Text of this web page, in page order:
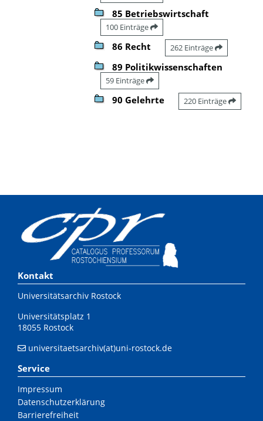
85 Betriebswirtschaft
100 Einträge
86 Recht 262 Einträge
89 Politikwissenschaften
59 Einträge
90 Gelehrte 220 Einträge
Kontakt
Universitätsarchiv Rostock
Universitätsplatz 1
18055 Rostock
universitaetsarchiv(at)uni-rostock.de
Service
Impressum
Datenschutzerklärung
Barrierefreiheit